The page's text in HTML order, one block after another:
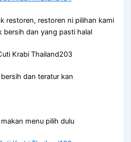
restoren, restoren ni pilihan kami
bersih dan yang pasti halal
dan teratur kan
menu pilih dulu